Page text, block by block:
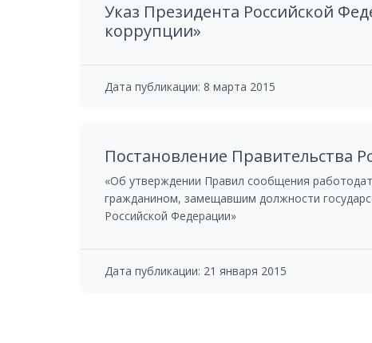
Указ Президента Российской
коррупции»
Дата публикации: 8 марта 2015
Постановление Правительства
«Об утверждении Правил сообщения
гражданином, замещавшим должности
Российской Федерации»
Дата публикации: 21 января 2015